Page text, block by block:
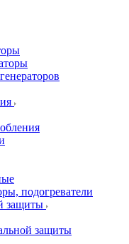
подогреватели
защиты
защиты